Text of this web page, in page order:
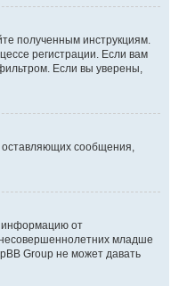
полученным инструкциям.
регистрации. Если вам
Если вы уверены,
оставляющих сообщения,
информацию от
младше
Group не может давать